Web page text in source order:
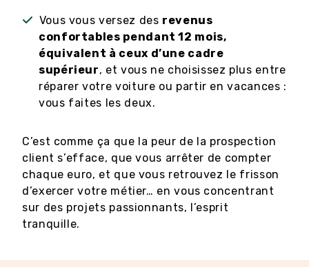
Vous vous versez des revenus
confortables pendant 12 mois,
équivalent à ceux d’une cadre
supérieur, et vous ne choisissez plus entre
réparer votre voiture ou partir en vacances :
vous faites les deux.
C’est comme ça que la peur de la prospection
client s’efface, que vous arrêter de compter
chaque euro, et que vous retrouvez le frisson
d’exercer votre métier… en vous concentrant
sur des projets passionnants, l’esprit
tranquille.